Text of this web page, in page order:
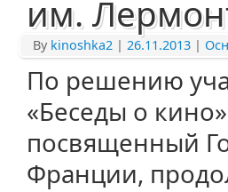
им.
By kinoshka2 | 26.11.2013 |
По решению
«Беседы о
посвященный
Франции,